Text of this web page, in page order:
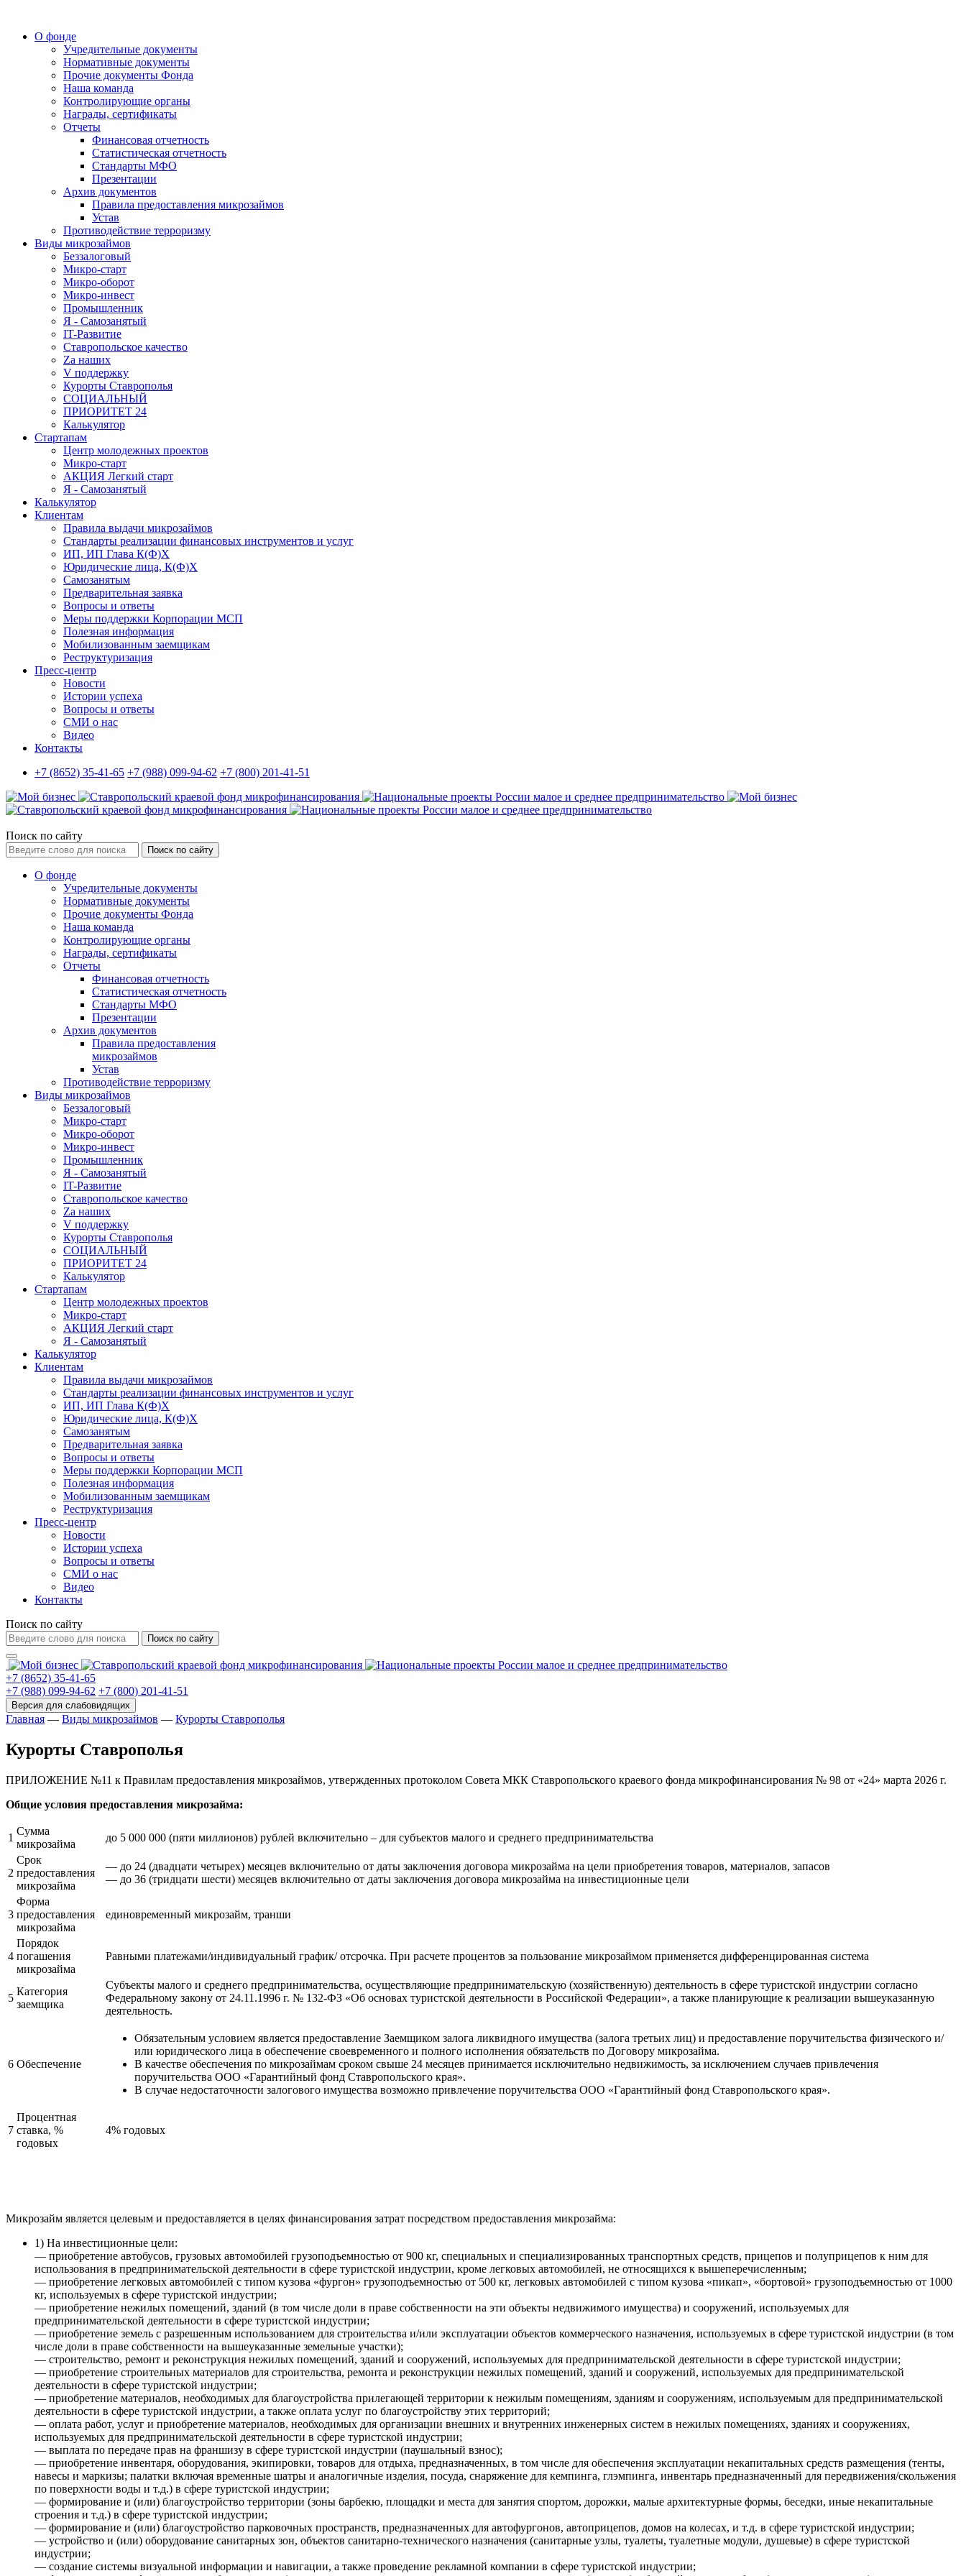
О фонде
Учредительные документы
Нормативные документы
Прочие документы Фонда
Наша команда
Контролирующие органы
Награды, сертификаты
Отчеты
Финансовая отчетность
Статистическая отчетность
Стандарты МФО
Презентации
Архив документов
Правила предоставления микрозаймов
Устав
Противодействие терроризму
Виды микрозаймов
Беззалоговый
Микро-старт
Микро-оборот
Микро-инвест
Промышленник
Я - Самозанятый
IT-Развитие
Ставропольское качество
Za наших
V поддержку
Курорты Ставрополья
СОЦИАЛЬНЫЙ
ПРИОРИТЕТ 24
Калькулятор
Стартапам
Центр молодежных проектов
Микро-старт
АКЦИЯ Легкий старт
Я - Самозанятый
Калькулятор
Клиентам
Правила выдачи микрозаймов
Стандарты реализации финансовых инструментов и услуг
ИП, ИП Глава К(Ф)Х
Юридические лица, К(Ф)Х
Самозанятым
Предварительная заявка
Вопросы и ответы
Меры поддержки Корпорации МСП
Полезная информация
Мобилизованным заемщикам
Реструктуризация
Пресс-центр
Новости
Истории успеха
Вопросы и ответы
СМИ о нас
Видео
Контакты
+7 (8652) 35-41-65 +7 (988) 099-94-62 +7 (800) 201-41-51
Поиск по сайту
Поиск по сайту
О фонде
Учредительные документы
Нормативные документы
Прочие документы Фонда
Наша команда
Контролирующие органы
Награды, сертификаты
Отчеты
Финансовая отчетность
Статистическая отчетность
Стандарты МФО
Презентации
Архив документов
Правила предоставления
микрозаймов
Устав
Противодействие терроризму
Виды микрозаймов
Беззалоговый
Микро-старт
Микро-оборот
Микро-инвест
Промышленник
Я - Самозанятый
IT-Развитие
Ставропольское качество
Za наших
V поддержку
Курорты Ставрополья
СОЦИАЛЬНЫЙ
ПРИОРИТЕТ 24
Калькулятор
Стартапам
Центр молодежных проектов
Микро-старт
АКЦИЯ Легкий старт
Я - Самозанятый
Калькулятор
Клиентам
Правила выдачи микрозаймов
Стандарты реализации финансовых инструментов и услуг
ИП, ИП Глава К(Ф)Х
Юридические лица, К(Ф)Х
Самозанятым
Предварительная заявка
Вопросы и ответы
Меры поддержки Корпорации МСП
Полезная информация
Мобилизованным заемщикам
Реструктуризация
Пресс-центр
Новости
Истории успеха
Вопросы и ответы
СМИ о нас
Видео
Контакты
Поиск по сайту
Поиск по сайту
+7 (8652) 35-41-65
+7 (988) 099-94-62 +7 (800) 201-41-51
Главная — Виды микрозаймов — Курорты Ставрополья
Курорты Ставрополья
ПРИЛОЖЕНИЕ №11 к Правилам предоставления микрозаймов, утвержденных протоколом Совета МКК Ставропольского краевого фонда микрофинансирования № 98 от «24» марта 2026 г.
Общие условия предоставления микрозайма:
1
Сумма
микрозайма
до 5 000 000 (пяти миллионов) рублей включительно – для субъектов малого и среднего предпринимательства
2
Срок
предоставления
микрозайма
— до 24 (двадцати четырех) месяцев включительно от даты заключения договора микрозайма на цели приобретения товаров, материалов, запасов
— до 36 (тридцати шести) месяцев включительно от даты заключения договора микрозайма на инвестиционные цели
3
Форма
предоставления
микрозайма
единовременный микрозайм, транши
4
Порядок
погашения
микрозайма
Равными платежами/индивидуальный график/ отсрочка. При расчете процентов за пользование микрозаймом применяется дифференцированная система
5
Категория
заемщика
Субъекты малого и среднего предпринимательства, осуществляющие предпринимательскую (хозяйственную) деятельность в сфере туристской индустрии согласно
Федеральному закону от 24.11.1996 г. № 132-ФЗ «Об основах туристской деятельности в Российской Федерации», а также планирующие к реализации вышеуказанную
деятельность.
6 Обеспечение
Обязательным условием является предоставление Заемщиком залога ликвидного имущества (залога третьих лиц) и предоставление поручительства физического и/
или юридического лица в обеспечение своевременного и полного исполнения обязательств по Договору микрозайма.
В качестве обеспечения по микрозаймам сроком свыше 24 месяцев принимается исключительно недвижимость, за исключением случаев привлечения
поручительства ООО «Гарантийный фонд Ставропольского края».
В случае недостаточности залогового имущества возможно привлечение поручительства ООО «Гарантийный фонд Ставропольского края».
7
Процентная
ставка, %
годовых
4% годовых
Микрозайм является целевым и предоставляется в целях финансирования затрат посредством предоставления микрозайма:
1) На инвестиционные цели:
— приобретение автобусов, грузовых автомобилей грузоподъемностью от 900 кг, специальных и специализированных транспортных средств, прицепов и полуприцепов к ним для
использования в предпринимательской деятельности в сфере туристской индустрии, кроме легковых автомобилей, не относящихся к вышеперечисленным;
— приобретение легковых автомобилей с типом кузова «фургон» грузоподъемностью от 500 кг, легковых автомобилей с типом кузова «пикап», «бортовой» грузоподъемностью от 1000
кг, используемых в сфере туристской индустрии;
— приобретение нежилых помещений, зданий (в том числе доли в праве собственности на эти объекты недвижимого имущества) и сооружений, используемых для
предпринимательской деятельности в сфере туристской индустрии;
— приобретение земель с разрешенным использованием для строительства и/или эксплуатации объектов коммерческого назначения, используемых в сфере туристской индустрии (в том
числе доли в праве собственности на вышеуказанные земельные участки);
— строительство, ремонт и реконструкция нежилых помещений, зданий и сооружений, используемых для предпринимательской деятельности в сфере туристской индустрии;
— приобретение строительных материалов для строительства, ремонта и реконструкции нежилых помещений, зданий и сооружений, используемых для предпринимательской
деятельности в сфере туристской индустрии;
— приобретение материалов, необходимых для благоустройства прилегающей территории к нежилым помещениям, зданиям и сооружениям, используемым для предпринимательской
деятельности в сфере туристской индустрии, а также оплата услуг по благоустройству этих территорий;
— оплата работ, услуг и приобретение материалов, необходимых для организации внешних и внутренних инженерных систем в нежилых помещениях, зданиях и сооружениях,
используемых для предпринимательской деятельности в сфере туристской индустрии;
— выплата по передаче прав на франшизу в сфере туристской индустрии (паушальный взнос);
— приобретение инвентаря, оборудования, экипировки, товаров для отдыха, предназначенных, в том числе для обеспечения эксплуатации некапитальных средств размещения (тенты,
навесы и маркизы; палатки включая временные шатры и аналогичные изделия, посуда, снаряжение для кемпинга, глэмпинга, инвентарь предназначенный для передвижения/скольжения
по поверхности воды и т.д.) в сфере туристской индустрии;
— формирование и (или) благоустройство территории (зоны барбекю, площадки и места для занятия спортом, дорожки, малые архитектурные формы, беседки, иные некапитальные
строения и т.д.) в сфере туристской индустрии;
— формирование и (или) благоустройство парковочных пространств, предназначенных для автофургонов, автоприцепов, домов на колесах, и т.д. в сфере туристской индустрии;
— устройство и (или) оборудование санитарных зон, объектов санитарно-технического назначения (санитарные узлы, туалеты, туалетные модули, душевые) в сфере туристской
индустрии;
— создание системы визуальной информации и навигации, а также проведение рекламной компании в сфере туристской индустрии;